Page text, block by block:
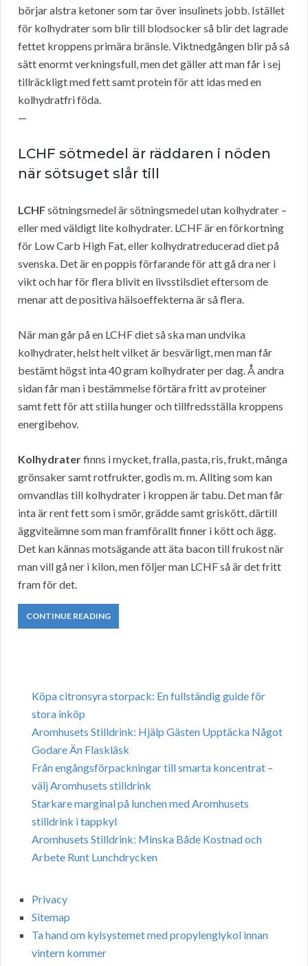
börjar alstra ketoner som tar över insulinets jobb. Istället
för kolhydrater som blir till blodsocker så blir det lagrade
fettet kroppens primära bränsle. Viktnedgången blir på så
sätt enormt verkningsfull, men det gäller att man får i sej
tillräckligt med fett samt protein för att idas med en
kolhydratfri föda.
—
LCHF sötmedel är räddaren i nöden
när sötsuget slår till
LCHFsötningsmedel är sötningsmedel utan kolhydrater –
eller med väldigt lite kolhydrater. LCHF är en förkortning
för Low Carb High Fat, eller kolhydratreducerad diet på
svenska. Det är en poppis förfarande för att gå dra ner i
vikt och har för flera blivit en livsstilsdiet eftersom de
menar att de positiva hälsoeffekterna är så flera.
När man går på en LCHF diet så ska man undvika
kolhydrater, helst helt vilket är besvärligt, men man får
bestämt högst inta 40 gram kolhydrater per dag. Å andra
sidan får man i bestämmelse förtära fritt av proteiner
samt fett för att stilla hunger och tillfredsställa kroppens
energibehov.
Kolhydraterfinns i mycket, fralla, pasta, ris, frukt, många
grönsaker samt rotfrukter, godis m. m. Allting som kan
omvandlas till kolhydrater i kroppen är tabu. Det man får
inta är rent fett som i smör, grädde samt griskött, därtill
äggviteämne som man framförallt finner i kött och ägg.
Det kan kännas motsägande att äta bacon till frukost när
man vill gå ner i kilon, men följer man LCHF så är det fritt
fram för det.
CONTINUE READING
Köpa citronsyra storpack: En fullständig guide för
stora inköp
Aromhusets Stilldrink: Hjälp Gästen Upptäcka Något
Godare Än Flaskläsk
Från engångsförpackningar till smarta koncentrat –
välj Aromhusets stilldrink
Starkare marginal på lunchen med Aromhusets
stilldrink i tappkyl
Aromhusets Stilldrink: Minska Både Kostnad och
Arbete Runt Lunchdrycken
Privacy
Sitemap
Ta hand om kylsystemet med propylenglykol innan
vintern kommer